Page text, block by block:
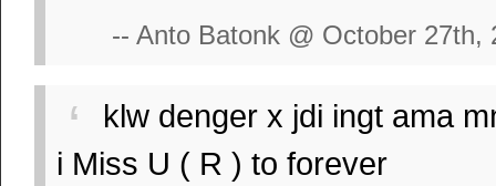
-- Anto Batonk @ October 27th,
klw denger x jdi ingt ama
i Miss U ( R ) to forever